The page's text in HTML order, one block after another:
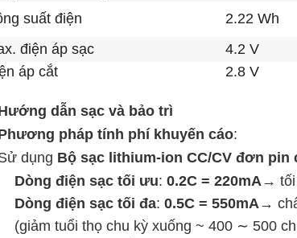
suất điện
2.22 Wh
điện áp sạc
4.2 V
áp cắt
2.8 V
dẫn sạc và bảo trì
pháp tính phí khuyến cáo:
dụng Bộ sạc lithium-ion CC/CV đơn pin
Dòng điện sạc tối ưu‌: ‌ 0.2C = 220mA → tối
Dòng điện sạc tối đa‌: ‌ 0.5C = 550mA →
(giảm tuổi thọ chu kỳ xuống ~ 400 ∼ 500